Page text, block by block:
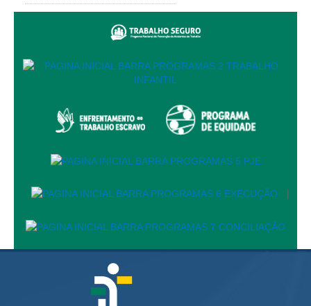
Automação e IA
Governança de TI
Governança das Contratações Obras
Rede de Governança Colaborativa
Gestão de Riscos
Assessoria de Governança de Gestão de Pessoas
Sites Institucionais
Centro de Memória
Educação a distância
|